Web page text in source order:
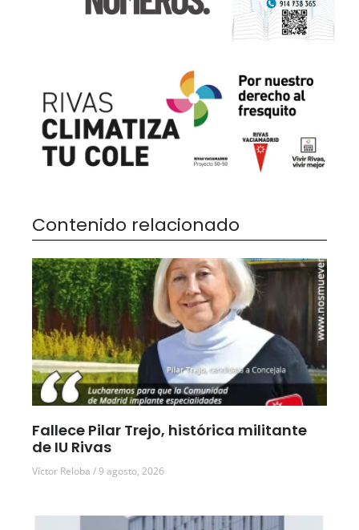
Contenido relacionado
Fallece Pilar Trejo, histórica militante
de IU Rivas
Víctor Reloba 9 agosto, 2026